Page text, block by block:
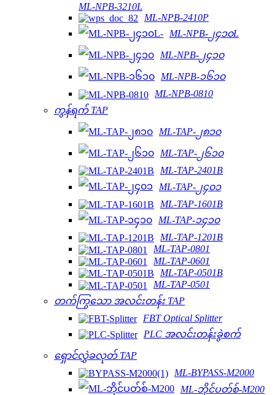
ML-NPB-3210L
ML-NPB-2410P
ML-NPB-၂၄၁၀L
ML-NPB-၂၄၁၀
ML-NPB-၁၆၁၀
ML-NPB-0810
ကွန်ရက် TAP
ML-TAP-၂၈၁၀
ML-TAP-၂၆၁၀
ML-TAP-2401B
ML-TAP-၂၄၀၁
ML-TAP-1601B
ML-TAP-၁၄၁၀
ML-TAP-1201B
ML-TAP-0801
ML-TAP-0601
ML-TAP-0501B
ML-TAP-0501
တက်ကြွသော အလင်းတန်း TAP
FBT Optical Splitter
PLC အလင်းတန်းခွဲစက်
ရှောင်လွှဲခလုတ် TAP
ML-BYPASS-M2000
ML-ဘိုင်ပတ်စ်-M200